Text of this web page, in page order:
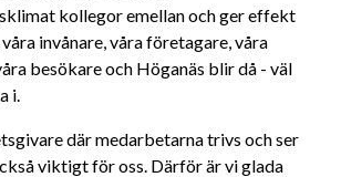
kollegor emellan och ger effekt
invånare, våra företagare, våra
besökare och Höganäs blir då - väl
i.
där medarbetarna trivs och ser
viktigt för oss. Därför är vi glada